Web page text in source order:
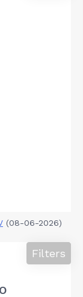
(08-06-2026)
Filters